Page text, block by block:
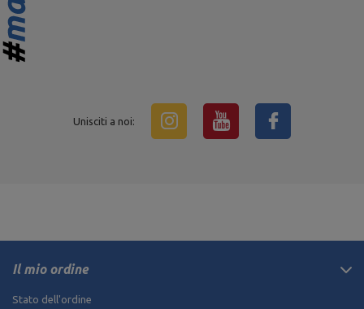
Unisciti a noi:
Il mio ordine
Stato dell'ordine